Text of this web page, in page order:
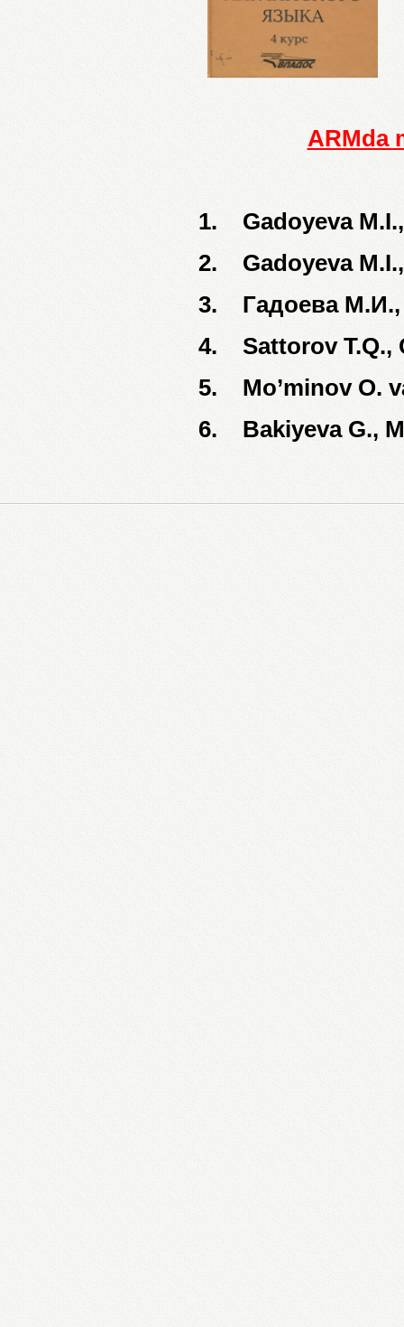
ARMda
1. Gadoyeva
2. Gadoyeva
3. Гадоева
4. Sattorov T.Q.,
5. Mo’minov O.
6. Bakiyeva G.,